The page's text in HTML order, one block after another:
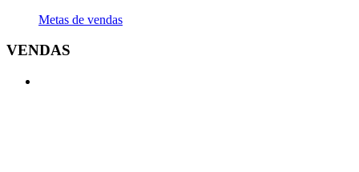
Metas de vendas
VENDAS